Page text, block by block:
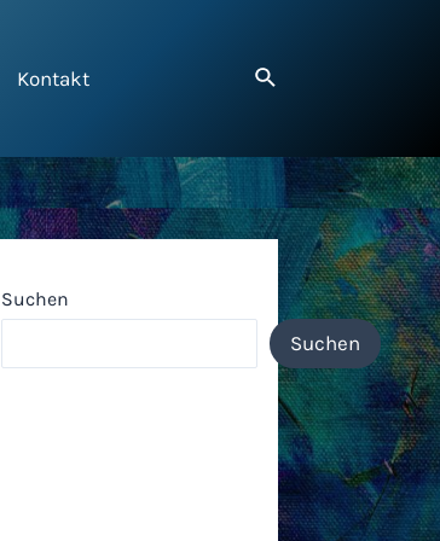
Kontakt
Suchen
Suchen